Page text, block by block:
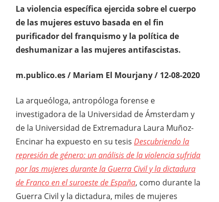
La violencia específica ejercida sobre el cuerpo
de las mujeres estuvo basada en el fin
purificador del franquismo y la política de
deshumanizar a las mujeres antifascistas.
m.publico.es / Mariam El Mourjany / 12-08-2020
La arqueóloga, antropóloga forense e
investigadora de la Universidad de Ámsterdam y
de la Universidad de Extremadura Laura Muñoz-
Encinar ha expuesto en su tesis Descubriendo la
represión de género: un análisis de la violencia sufrida
por las mujeres durante la Guerra Civil y la dictadura
de Franco en el suroeste de España, como durante la
Guerra Civil y la dictadura, miles de mujeres